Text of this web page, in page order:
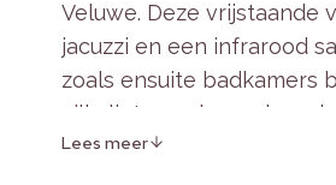
Veluwe. Deze vrijstaande
jacuzzi en een infrarood
zoals ensuite badkamers
villa ligt aan de rand van
Lees meer